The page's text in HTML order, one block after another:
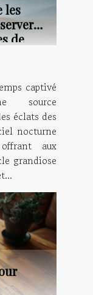
les
de
captivé
source
éclats des
nocturne
aux
grandiose